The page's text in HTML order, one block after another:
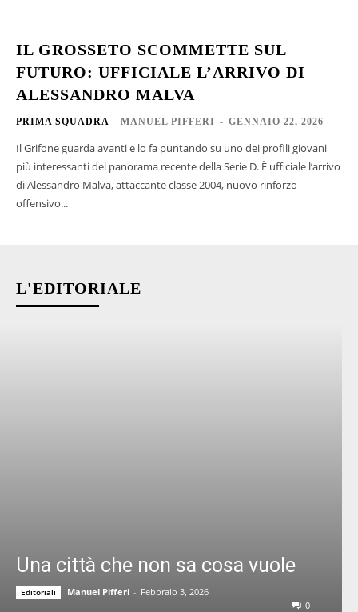
IL GROSSETO SCOMMETTE SUL
FUTURO: UFFICIALE L’ARRIVO DI
ALESSANDRO MALVA
PRIMA SQUADRA MANUEL PIFFERI - GENNAIO 22, 2026
Il Grifone guarda avanti e lo fa puntando su uno dei profili giovani
più interessanti del panorama recente della Serie D. È ufficiale l’arrivo
di Alessandro Malva, attaccante classe 2004, nuovo rinforzo
offensivo...
L'EDITORIALE
Una città che non sa cosa vuole
Editoriali Manuel Pifferi - Febbraio 3, 2026
0